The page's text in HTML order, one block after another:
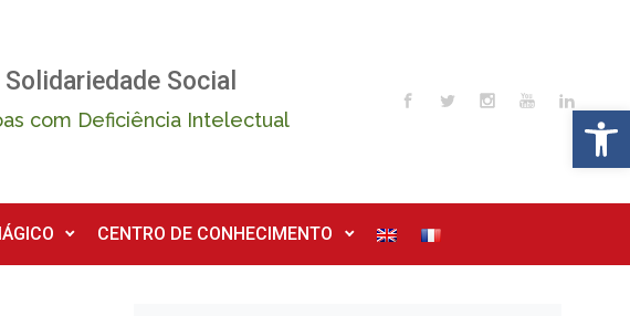
Social
com Deficiência Intelectual
CENTRO DE CONHECIMENTO